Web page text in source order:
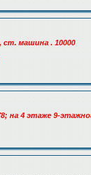
ст. машина . 10000
на 4 этаже 9-